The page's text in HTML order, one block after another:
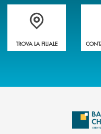
Accedi all' elenco completo
TROVA LA FILIALE
Hai